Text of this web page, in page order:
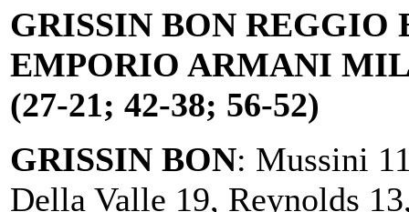
GRISSIN BON
EMPORIO ARMANI
(27-21; 42-38; 56-52)
GRISSIN BON: Mussini
Della Valle 19, Reynolds